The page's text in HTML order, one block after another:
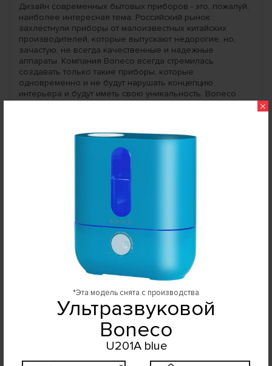
*Эта модель снята с производства
Ультразвуковой
Boneco
U201A blue
×
Дизайн современных бытовых приборов - это, пожалуй,
наиболее интересная тема. Российский рынок
захлестнули приборы от малоизвестных китайских
производителей, которые выпускают недорогие, но,
зачастую, не всегда качественные и надежные
аппараты. Компания Boneco всегда стремилась
создавать только такие приборы, которые
одновременно и не будут нарушать концепцию
интерьера и будут иметь свою уникальность. Boneco
мелочей - ничего лишнего, только самые необходимые
и полезные функции. На лицевой стороне прибора
расположен указатель уровня воды. Он выполнен из
прозрачного пластика и естественным образом
дополняет дизайн устройства.